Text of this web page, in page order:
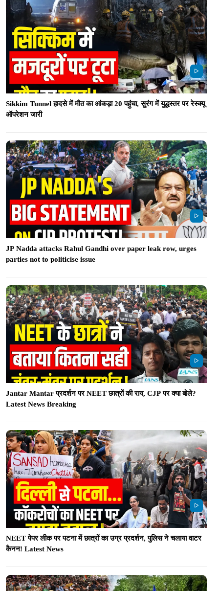
Sikkim Tunnel हादसे में मौत का आंकड़ा 20 पहुंचा, सुरंग में युद्धस्तर पर रेस्क्यू
ऑपरेशन जारी
JP Nadda attacks Rahul Gandhi over paper leak row, urges
parties not to politicise issue
Jantar Mantar प्रदर्शन पर NEET छात्रों की राय, CJP पर क्या बोले?
Latest News Breaking
NEET पेपर लीक पर पटना में छात्रों का उग्र प्रदर्शन, पुलिस ने चलाया वाटर
कैनन! Latest News